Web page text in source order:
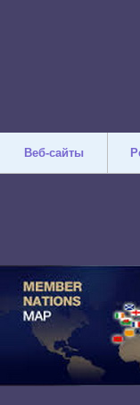
Веб-сайты